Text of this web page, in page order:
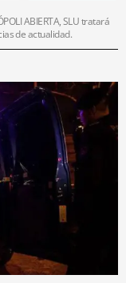
ABIERTA, SLU tratará
de actualidad.